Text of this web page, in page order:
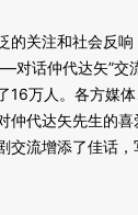
关注和社会反响
对话仲代达矢”交
16万人。各方媒
仲代达矢先生的
交流增添了佳话